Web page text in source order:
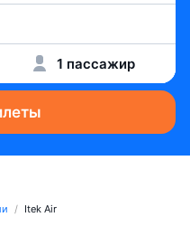
1 пассажир
Itek Air